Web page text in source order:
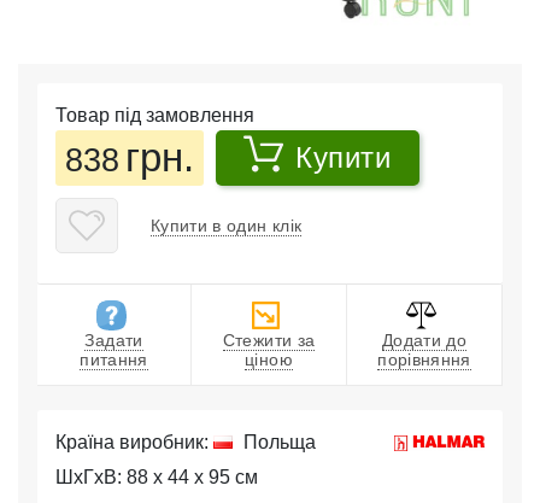
Товар під замовлення
838 грн. Купити
Купити в один клік
Задати
питання
Стежити за
ціною
Додати до
порівняння
Країна виробник:
Польща
ШхГхВ: 88 x 44 x 95 см